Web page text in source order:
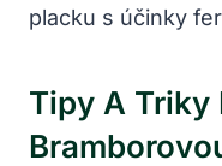
Tipy A Triky